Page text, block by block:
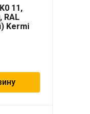
11,
RAL
Kermi